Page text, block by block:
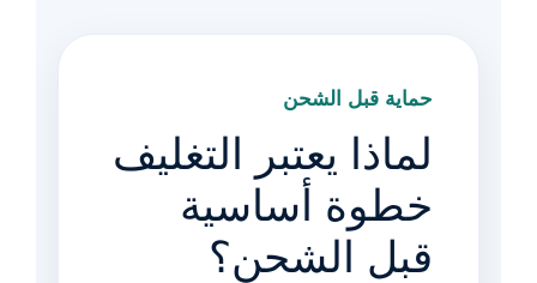
حماية قبل الشحن
لماذا يعتبر التغليف
خطوة أساسية
قبل الشحن؟